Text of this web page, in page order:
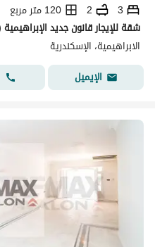
3
2
120 متر مربع
شقة للإيجار قانون جديد
الابراهيمية، الإسكندرية
الإيميل